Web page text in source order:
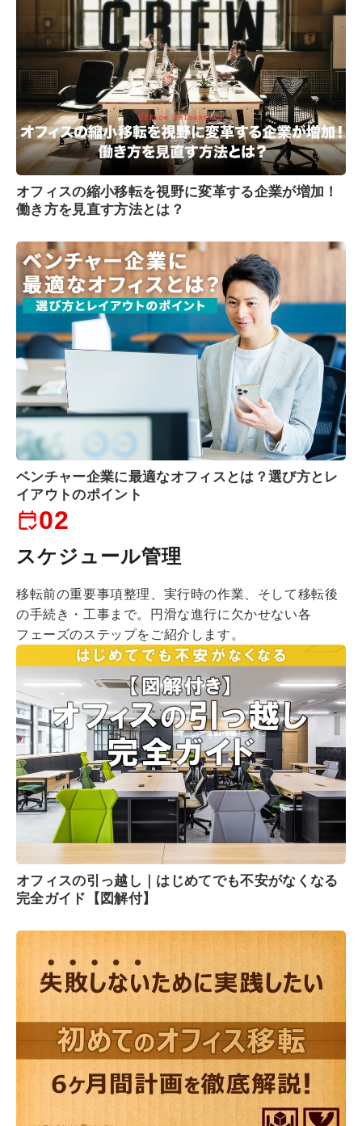
オフィスの縮小移転を視野に変革する企業が増加！
働き方を見直す方法とは？
ベンチャー企業に最適なオフィスとは？選び方とレ
イアウトのポイント
02
スケジュール管理
移転前の重要事項整理、実行時の作業、そして移転後
の手続き・工事まで。
円滑な進行に欠かせない各
フェーズのステップをご紹介します。
オフィスの引っ越し｜はじめてでも不安がなくなる
完全ガイド【図解付】